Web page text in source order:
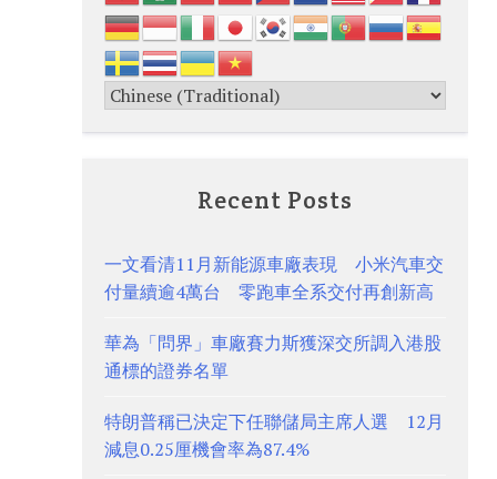
Recent Posts
一文看清11月新能源車廠表現 小米汽車交
付量續逾4萬台 零跑車全系交付再創新高
華為「問界」車廠賽力斯獲深交所調入港股
通標的證券名單
特朗普稱已決定下任聯儲局主席人選 12月
減息0.25厘機會率為87.4%